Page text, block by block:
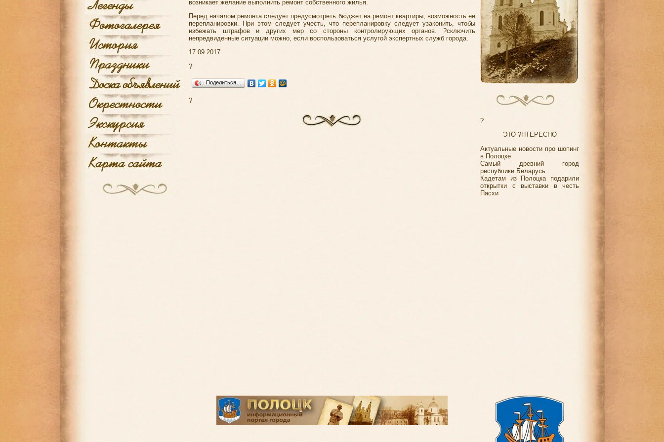
возникает желание выполнить ремонт собственного жилья.
Перед началом ремонта следует предусмотреть бюджет на ремонт квартиры, возможность её
перепланировки. При этом следует учесть, что перепланировку следует узаконить, чтобы
избежать штрафов и других мер со стороны контролирующих органов. ?сключить
непредвиденные ситуации можно, если воспользоваться услугой экспертных служб города.
17.09.2017
?
Поделиться…
?
?
ЭТО ?НТЕРЕСНО
Актуальные новости про шопинг
в Полоцке
Самый древний город
республики Беларусь
Кадетам из Полоцка подарили
открытки с выставки в честь
Пасхи